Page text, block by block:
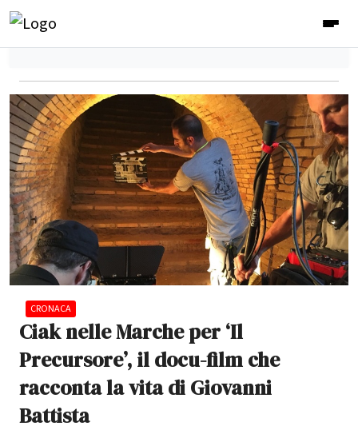
CRONACA
Ciak nelle Marche per ‘Il
Precursore’, il docu-film che
racconta la vita di Giovanni
Battista